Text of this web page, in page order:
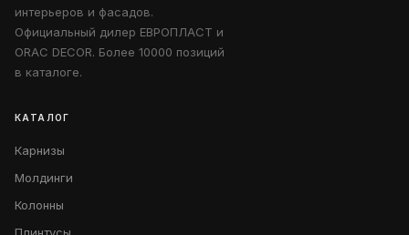
интерьеров и фасадов.
Официальный дилер ЕВРОПЛАСТ и
ORAC DECOR. Более 10000 позиций
в каталоге.
КАТАЛОГ
Карнизы
Молдинги
Колонны